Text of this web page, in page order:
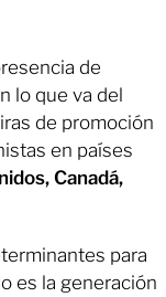
de
lo que va del
de promoción
en países
Canadá,
para
es la generación